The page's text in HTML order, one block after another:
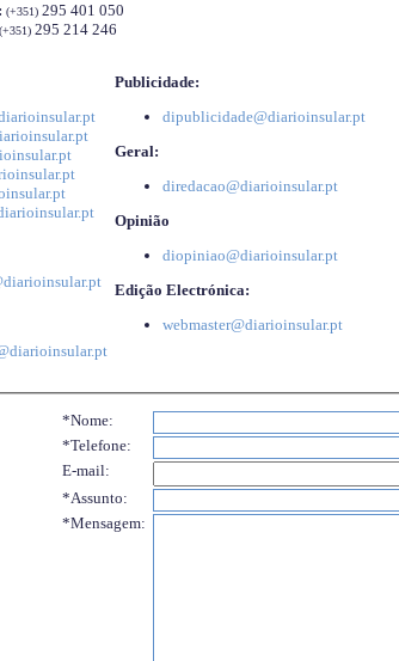
(+351)295 401 050
(+351)295 214 246
Publicidade:
dipublicidade@diarioinsular.pt
Geral:
diredacao@diarioinsular.pt
Opinião
diopiniao@diarioinsular.pt
Edição Electrónica:
webmaster@diarioinsular.pt
*Nome:
*Telefone:
E-mail:
*Assunto:
*Mensagem: